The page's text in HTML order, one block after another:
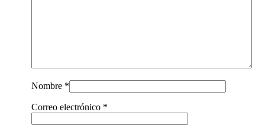
Nombre *
Correo electrónico *